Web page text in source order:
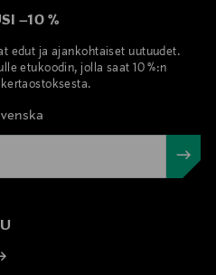
–10 %
edut ja ajankohtaiset uutuudet.
etukoodin, jolla saat 10 %:n